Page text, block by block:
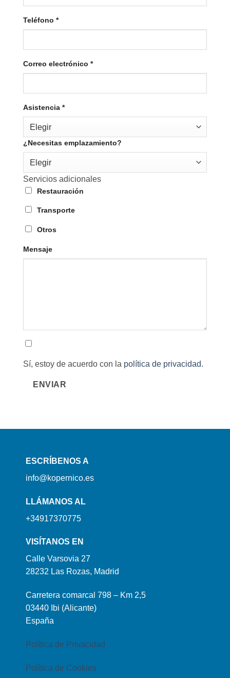
Teléfono *
Correo electrónico *
Asistencia *
Elegir
¿Necesitas emplazamiento?
Elegir
Servicios adicionales
Restauración
Transporte
Otros
Mensaje
Sí, estoy de acuerdo con la política de privacidad.
ENVIAR
ESCRÍBENOS A
info@kopernico.es
LLÁMANOS AL
+34917370775
VISÍTANOS EN
Calle Varsovia 27
28232 Las Rozas, Madrid
Carretera comarcal 798 – Km 2,5
03440 Ibi (Alicante)
España
Política de Privacidad
Política de Cookies